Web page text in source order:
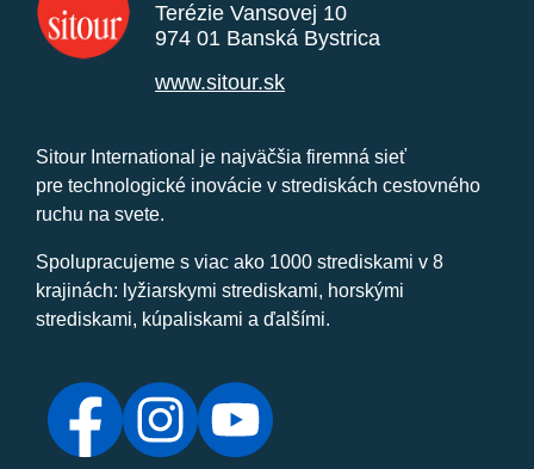
Terézie Vansovej 10
974 01 Banská Bystrica
www.sitour.sk
Sitour International je najväčšia firemná sieť
pre technologické inovácie v strediskách cestovného
ruchu na svete.
Spolupracujeme s viac ako 1000 strediskami v 8
krajinách: lyžiarskymi strediskami, horskými
strediskami, kúpaliskami a ďalšími.